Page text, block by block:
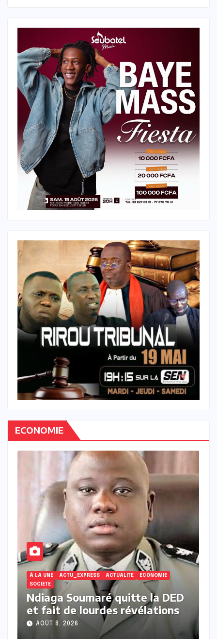
ECONOMIE
ECONOMIE
La jeunesse sénégalaise entre
désillusion économique et repli
protectionniste
AOÛT 7, 2026